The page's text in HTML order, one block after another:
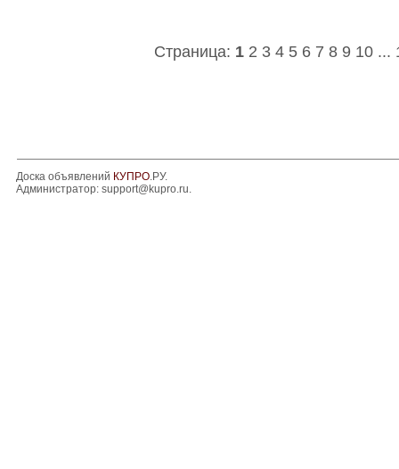
Страница: 1 2 3 4 5 6 7 8 9 10...
Доска объявлений КУПРО.РУ.
Администратор: support@kupro.ru.